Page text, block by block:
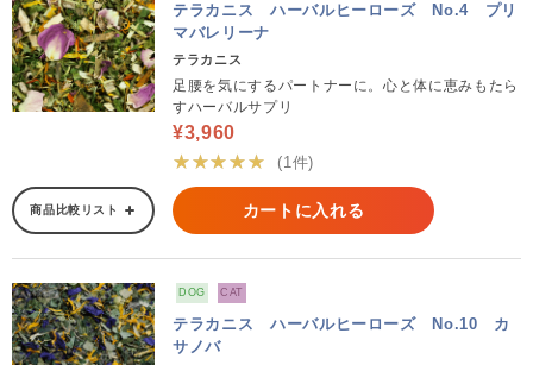
テラカニス ハーバルヒーローズ No.4 プリ
マバレリーナ
テラカニス
足腰を気にするパートナーに。心と体に恵みもたら
すハーバルサプリ
¥3,960
★★★★★
(1件)
商品比較リスト カートに入れる
DOG CAT
テラカニス ハーバルヒーローズ No.10 カ
サノバ